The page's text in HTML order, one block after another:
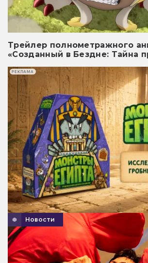
Трейлер полнометражного
«Созданный в Бездне: Тайна
Новости
РЕКЛАМА